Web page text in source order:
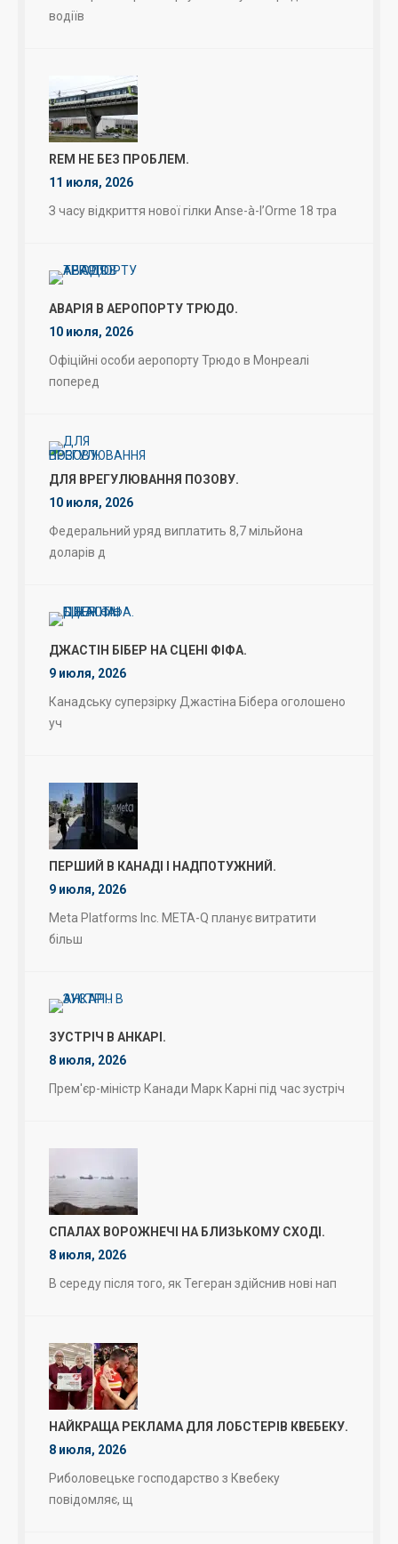
водіїв
REM НЕ БЕЗ ПРОБЛЕМ.
11 июля, 2026
З часу відкриття нової гілки Anse-à-l’Orme 18 тра
АВАРІЯ В АЕРОПОРТУ ТРЮДО.
10 июля, 2026
Офіційні особи аеропорту Трюдо в Монреалі
поперед
ДЛЯ ВРЕГУЛЮВАННЯ ПОЗОВУ.
10 июля, 2026
Федеральний уряд виплатить 8,7 мільйона
доларів д
ДЖАСТІН БІБЕР НА СЦЕНІ ФІФА.
9 июля, 2026
Канадську суперзірку Джастіна Бібера оголошено
уч
ПЕРШИЙ В КАНАДІ І НАДПОТУЖНИЙ.
9 июля, 2026
Meta Platforms Inc. META-Q планує витратити
більш
ЗУСТРІЧ В АНКАРІ.
8 июля, 2026
Прем'єр-міністр Канади Марк Карні під час зустріч
СПАЛАХ ВОРОЖНЕЧІ НА БЛИЗЬКОМУ СХОДІ.
8 июля, 2026
В середу після того, як Тегеран здійснив нові нап
НАЙКРАЩА РЕКЛАМА ДЛЯ ЛОБСТЕРІВ КВЕБЕКУ.
8 июля, 2026
Риболовецьке господарство з Квебеку
повідомляє, щ